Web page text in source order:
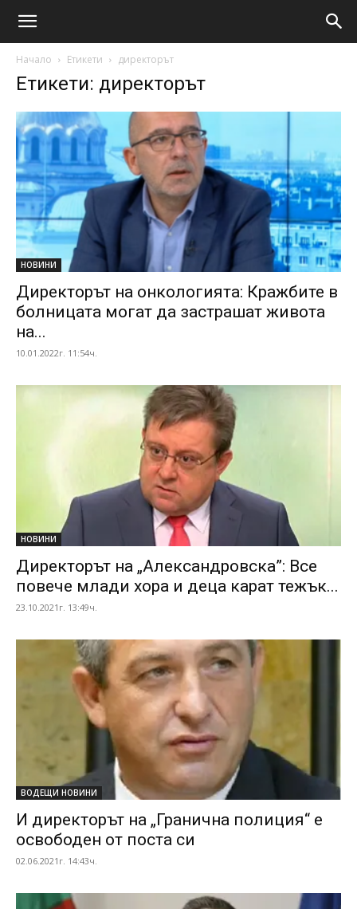
Начало Етикети директорът
Етикети: директорът
НОВИНИ
Директорът на онкологията: Кражбите в
болницата могат да застрашат живота
на...
10.01.2022г. 11:54ч.
НОВИНИ
Директорът на „Александровска”: Все
повече млади хора и деца карат тежък...
23.10.2021г. 13:49ч.
ВОДЕЩИ НОВИНИ
И директорът на „Гранична полиция“ е
освободен от поста си
02.06.2021г. 14:43ч.